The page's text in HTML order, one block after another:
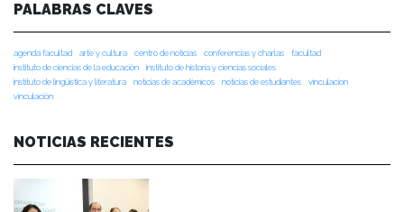
PALABRAS CLAVES
agenda facultad arte y cultura centro de noticias conferencias y charlas
facultad
instituto de ciencias de la educación
instituto de historia y ciencias sociales
instituto de lingüística y literatura
noticias de académicos noticias de estudiantes
vinculacion
vinculación
NOTICIAS RECIENTES